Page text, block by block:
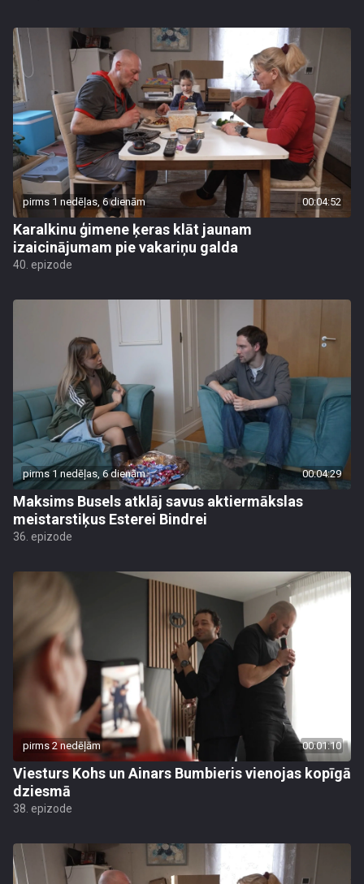
pirms 1 nedēļas, 6 dienām 00:04:52
Karalkinu ģimene ķeras klāt jaunam
izaicinājumam pie vakariņu galda
40. epizode
pirms 1 nedēļas, 6 dienām 00:04:29
Maksims Busels atklāj savus aktiermākslas
meistarstiķus Esterei Bindrei
36. epizode
pirms 2 nedēļām 00:01:10
Viesturs Kohs un Ainars Bumbieris vienojas kopīgā
dziesmā
38. epizode